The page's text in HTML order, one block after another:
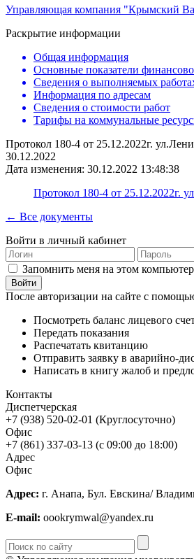
Управляющая компания "Крымский
Раскрытие информации
Общая информация
Основные показатели
Сведения о выполняемых
Информация по адресам
Сведения о стоимости работ
Тарифы на коммунальные
Протокол 180-4 от 25.12.2022г.
30.12.2022
Дата изменения: 30.12.2022 13:48:38
Протокол 180-4 от 25.12.2022г.
← Все документы
Войти в личный кабинет
Запомнить меня на этом
После авторизации на сайте с
Посмотреть баланс лицевого
Передать показания
Распечатать квитанцию
Отправить заявку в аварийно-
Написать в книгу жалоб и
Контакты
Диспетчерская
+7 (938) 520-02-01 (Круглосуточно)
Офис
+7 (861) 337-03-13 (с 09:00 до 18:00)
Адрес
Офис
Адрес: г. Анапа, Бул. Евскина/
E-mail: oookrymwal@yandex.ru